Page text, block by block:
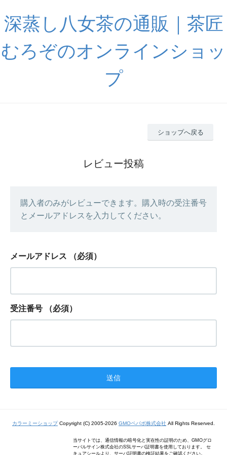
深蒸し八女茶の通販｜茶匠
むろぞのオンラインショッ
プ
ショップへ戻る
レビュー投稿
購入者のみがレビューできます。購入時の受注番号
とメールアドレスを入力してください。
メールアドレス （必須）
受注番号 （必須）
カラーミーショップCopyright (C) 2005-2026 GMOペパボ株式会社 All Rights Reserved.
当サイトでは、通信情報の暗号化と実在性の証明のため、GMOグロ
ーバルサイン株式会社のSSLサーバ証明書を使用しております。 セ
キュアシールより、サーバ証明書の検証結果をご確認ください。